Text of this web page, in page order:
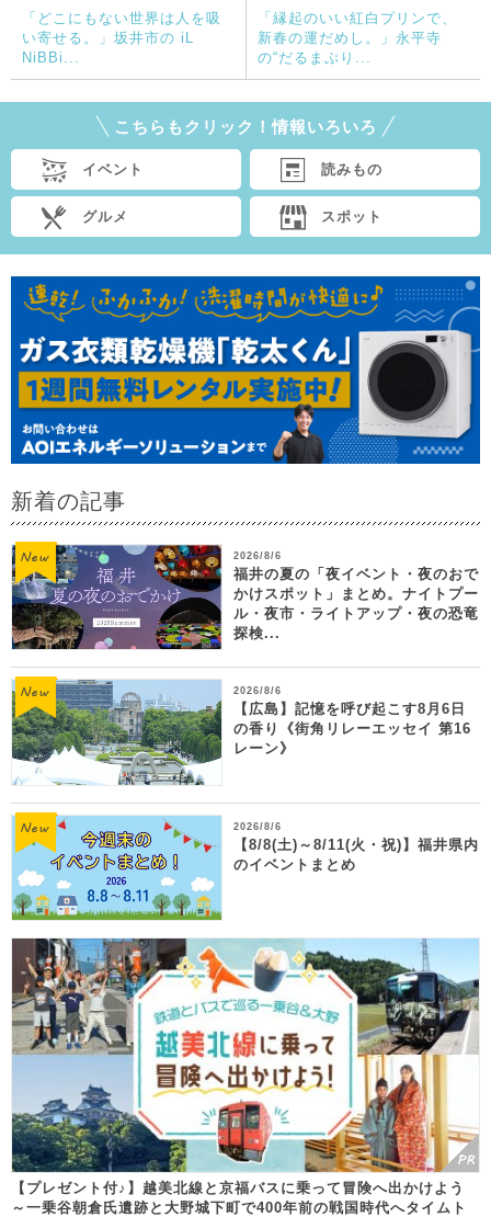
「どこにもない世界は人を吸
い寄せる。」坂井市の iL
NiBBi...
「縁起のいい紅白プリンで、
新春の運だめし。」永平寺
の“だるまぷり...
こちらもクリック！情報いろいろ
イベント 読みもの
グルメ スポット
新着の記事
2026/8/6
福井の夏の「夜イベント・夜のおで
かけスポット」まとめ。ナイトプー
ル・夜市・ライトアップ・夜の恐竜
探検...
2026/8/6
【広島】記憶を呼び起こす8月6日
の香り《街角リレーエッセイ 第16
レーン》
2026/8/6
【8/8(土)～8/11(火・祝)】福井県内
のイベントまとめ
【プレゼント付♪】越美北線と京福バスに乗って冒険へ出かけよう
～一乗谷朝倉氏遺跡と大野城下町で400年前の戦国時代へタイムト